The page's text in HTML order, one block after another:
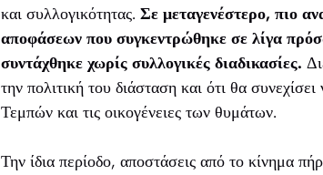
και συλλογικότητας. Σε μεταγενέστερο, πιο
αποφάσεων που συγκεντρώθηκε σε λίγα
συντάχθηκε χωρίς συλλογικές διαδικασίες.
την πολιτική του διάσταση και ότι θα
Τεμπών και τις οικογένειες των θυμάτων.
Την ίδια περίοδο, αποστάσεις από το κίνημα